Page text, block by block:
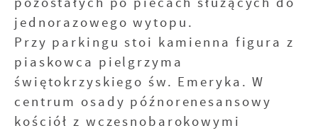
jednorazowego wytopu.
Przy parkingu stoi kamienna figura z
piaskowca pielgrzyma
świętokrzyskiego św. Emeryka. W
centrum osady późnorenesansowy
kościół z wczesnobarokowymi